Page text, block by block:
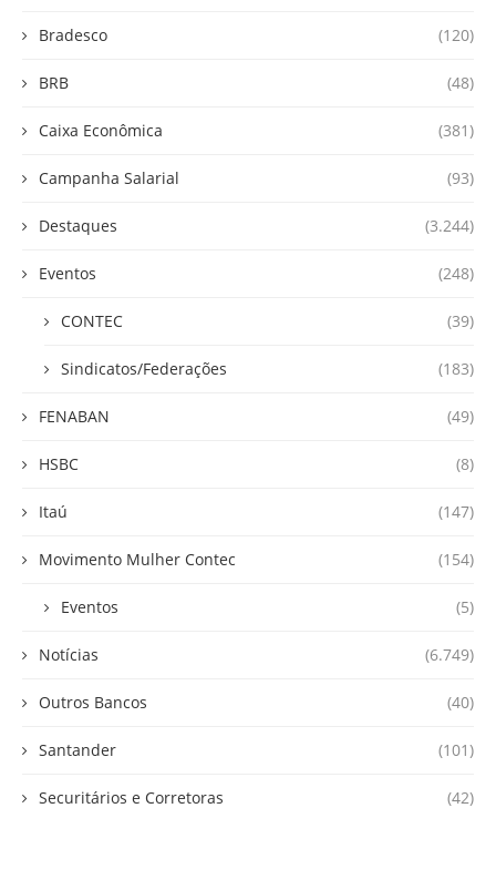
Bradesco (120)
BRB (48)
Caixa Econômica (381)
Campanha Salarial (93)
Destaques (3.244)
Eventos (248)
CONTEC (39)
Sindicatos/Federações (183)
FENABAN (49)
HSBC (8)
Itaú (147)
Movimento Mulher Contec (154)
Eventos (5)
Notícias (6.749)
Outros Bancos (40)
Santander (101)
Securitários e Corretoras (42)